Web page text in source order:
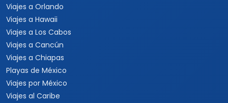
Viajes a Orlando
Viajes a Hawaii
Viajes a Los Cabos
Viajes a Cancún
Viajes a Chiapas
Playas de México
Viajes por México
Viajes al Caribe